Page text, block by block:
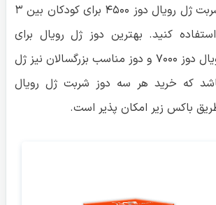
شما می‌توانید از شربت ژل رویال دوز ۴۵۰۰ برای کودکان بین ۳
استفاده کنید. بهترین دوز ژل رویال برای
نوجوانان نیز ژل رویال دوز ۷۰۰۰ و دوز مناسب بزرگسالان نیز ژل
۱۰۵۰۰ می‌باشد که خرید هر سه دوز شربت ژل رویال
باکس زیر امکان پذیر است.